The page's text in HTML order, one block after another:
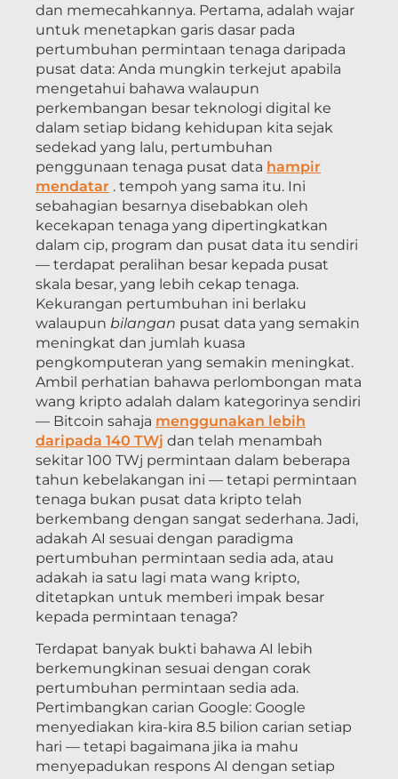
dan memecahkannya. Pertama, adalah wajar
untuk menetapkan garis dasar pada
pertumbuhan permintaan tenaga daripada
pusat data: Anda mungkin terkejut apabila
mengetahui bahawa walaupun
perkembangan besar teknologi digital ke
dalam setiap bidang kehidupan kita sejak
sedekad yang lalu, pertumbuhan
penggunaan tenaga pusat data hampir
mendatar . tempoh yang sama itu. Ini
sebahagian besarnya disebabkan oleh
kecekapan tenaga yang dipertingkatkan
dalam cip, program dan pusat data itu sendiri
— terdapat peralihan besar kepada pusat
skala besar, yang lebih cekap tenaga.
Kekurangan pertumbuhan ini berlaku
walaupun bilangan pusat data yang semakin
meningkat dan jumlah kuasa
pengkomputeran yang semakin meningkat.
Ambil perhatian bahawa perlombongan mata
wang kripto adalah dalam kategorinya sendiri
— Bitcoin sahaja menggunakan lebih
daripada 140 TWj dan telah menambah
sekitar 100 TWj permintaan dalam beberapa
tahun kebelakangan ini — tetapi permintaan
tenaga bukan pusat data kripto telah
berkembang dengan sangat sederhana. Jadi,
adakah AI sesuai dengan paradigma
pertumbuhan permintaan sedia ada, atau
adakah ia satu lagi mata wang kripto,
ditetapkan untuk memberi impak besar
kepada permintaan tenaga?
Terdapat banyak bukti bahawa AI lebih
berkemungkinan sesuai dengan corak
pertumbuhan permintaan sedia ada.
Pertimbangkan carian Google: Google
menyediakan kira-kira 8.5 bilion carian setiap
hari — tetapi bagaimana jika ia mahu
menyepadukan respons AI dengan setiap